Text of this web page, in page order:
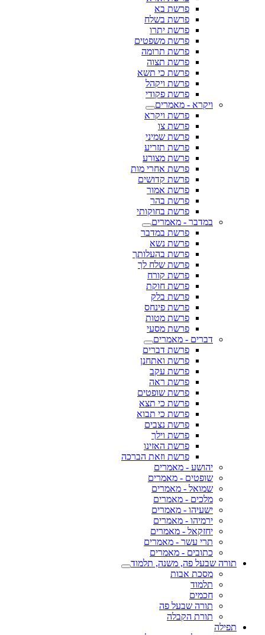
פרשת בא
פרשת בשלח
פרשת יתרו
פרשת משפטים
פרשת תרומה
פרשת תצוה
פרשת כי תשא
פרשת ויקהל
פרשת פקודי
ויקרא - מאמרים
פרשת ויקרא
פרשת צו
פרשת שמיני
פרשת תזריע
פרשת מצורע
פרשת אחרי מות
פרשת קדושים
פרשת אמור
פרשת בהר
פרשת בחוקותי
במדבר - מאמרים
פרשת במדבר
פרשת נשא
פרשת בהעלותך
פרשת שלח לך
פרשת קורח
פרשת חוקת
פרשת בלק
פרשת פינחס
פרשת מטות
פרשת מסעי
דברים - מאמרים
פרשת דברים
פרשת ואתחנן
פרשת עקב
פרשת ראה
פרשת שופטים
פרשת כי תצא
פרשת כי תבוא
פרשת נצבים
פרשת וילך
פרשת האזינו
פרשת וזאת הברכה
יהושע - מאמרים
שופטים - מאמרים
שמואל - מאמרים
מלכים - מאמרים
ישעיהו - מאמרים
ירמיהו - מאמרים
יחזקאל - מאמרים
תרי עשר - מאמרים
כתובים - מאמרים
תורה שבעל פה, משנה, תלמוד
מסכת אבות
תלמוד
חכמים
תורה שבעל פה
תורת הקבלה
תפילה